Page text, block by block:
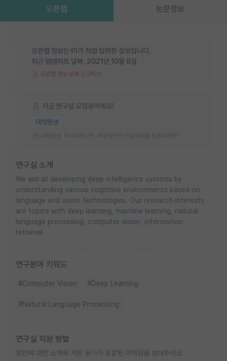
오픈랩 논문정보
오픈랩 정보는 PI가 직접 입력한 정보입니다.
최근 업데이트 날짜: 2021년 10월 8일
오픈랩 정보 오류 신고하기
지금 연구실 모집중이에요!
대학원생
대학원생, 박사후연구원, 학부생인턴 모집여부를 등록하려면?
연구실 소개
We aim at developing deep intelligence systems by
understanding various cognitive environments based on
language and vision technologies. Our research interests
are topics with deep learning, machine learning, natural
language processing, computer vision, information
retrieval
연구분야 키워드
#Computer Vision #Deep Learning
#Natural Language Processing
연구실 지원 방법
본인에 대한 소개와 지원 동기가 포함된 이메일을 보내주세요.